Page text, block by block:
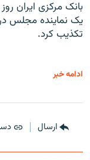
بانک مرکزی ایران
تکذیب کرد.
ادامه خبر
ارسال